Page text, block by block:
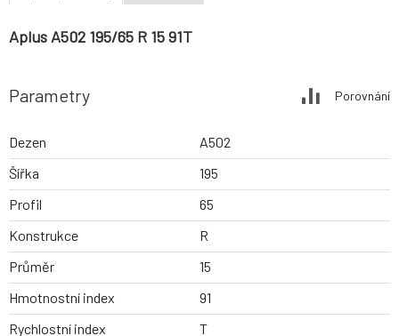
Aplus A502 195/65 R 15 91T
Parametry Porovnání
Dezen
A502
Šířka
195
Profil
65
Konstrukce
R
Průměr
15
Hmotnostní index
91
Rychlostní index
T